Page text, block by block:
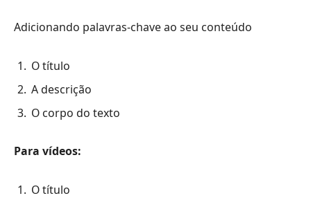
Adicionando palavras-chave ao seu conteúdo
O título
A descrição
O corpo do texto
Para vídeos:
O título